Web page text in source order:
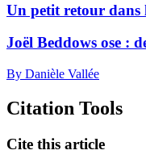
Un petit retour dans
Joël Beddows ose :
By Danièle Vallée
Citation Tools
Cite this article